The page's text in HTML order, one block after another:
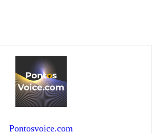
Pontosvoice.com